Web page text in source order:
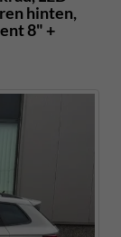
hinten,
8" +